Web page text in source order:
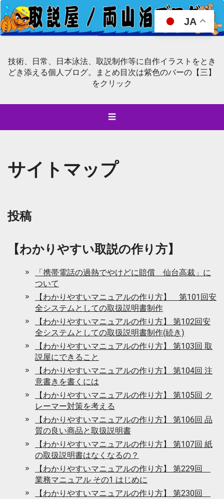
技術、日常、日本泳法、取説制作等に自作イラストをとき
どき添える個人ブログ。まとめ目次は紫色のバーの【三】
をクリック
☰
サイトマップ
投稿
【わかりやすい取説の作り方】
「携帯電話の過熱でやけどに賠償 仙台高裁」に
ついて
【わかりやすいマニュアルの作り方】 第101回安
全システムとしての取扱説明書制作
【わかりやすいマニュアルの作り方】 第102回安
全システムとしての取扱説明書制作(続き)
【わかりやすいマニュアルの作り方】 第103回 取
説屋にできること
【わかりやすいマニュアルの作り方】 第104回 注
意書きを書くには
【わかりやすいマニュアルの作り方】 第105回 ク
レーマー対策を考える
【わかりやすいマニュアルの作り方】 第106回 品
質の良い商品と取扱説明書
【わかりやすいマニュアルの作り方】 第107回 紙
の取扱説明書はなくなるの？
【わかりやすいマニュアルの作り方】 第229回
業務マニュアル その1 はじめに
【わかりやすいマニュアルの作り方】 第230回
JA